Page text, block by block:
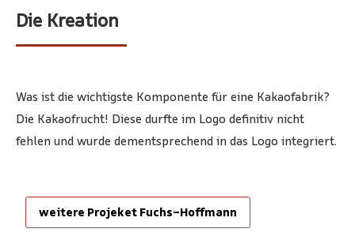
Die Kreation
Was ist die wichtigste Komponente für eine Kakaofabrik?
Die Kakaofrucht! Diese durfte im Logo definitiv nicht
fehlen und wurde dementsprechend in das Logo integriert.
weitere Projeket Fuchs-Hoffmann